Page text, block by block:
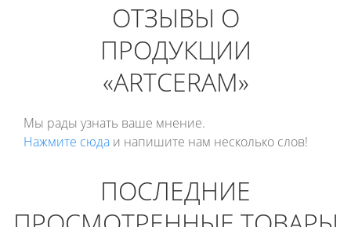
ОТЗЫВЫ О
ПРОДУКЦИИ
«ARTCERAM»
Мы рады узнать ваше мнение.
Нажмите сюда и напишите нам несколько слов!
ПОСЛЕДНИЕ